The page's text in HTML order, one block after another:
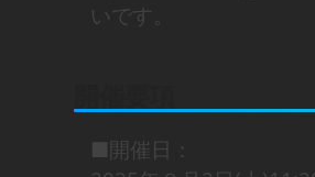
いです。
■開催日：